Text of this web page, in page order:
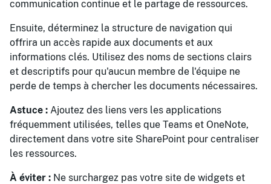
communication continue et le partage de ressources.
Ensuite, déterminez la structure de navigation qui
offrira un accès rapide aux documents et aux
informations clés. Utilisez des noms de sections clairs
et descriptifs pour qu'aucun membre de l'équipe ne
perde de temps à chercher les documents nécessaires.
Astuce : Ajoutez des liens vers les applications
fréquemment utilisées, telles que Teams et OneNote,
directement dans votre site SharePoint pour centraliser
les ressources.
À éviter : Ne surchargez pas votre site de widgets et